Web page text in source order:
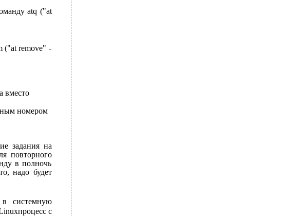
atq ("at
("at remove" -
вместо
номером
задания на
повторного
в полночь
надо будет
в системную
с